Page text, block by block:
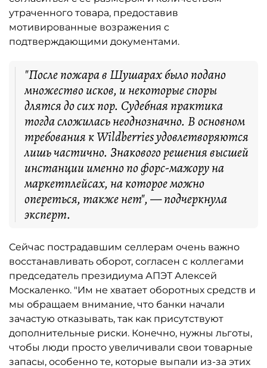
утраченного товара, предоставив
мотивированные возражения с
подтверждающими документами.
"После пожара в Шушарах было подано
множество исков, и некоторые споры
длятся до сих пор. Судебная практика
тогда сложилась неоднозначно. В основном
требования к Wildberries удовлетворяются
лишь частично. Знакового решения высшей
инстанции именно по форс-мажору на
маркетплейсах, на которое можно
опереться, также нет", — подчеркнула
эксперт.
Сейчас пострадавшим селлерам очень важно
восстанавливать оборот, согласен с коллегами
председатель президиума АПЭТ Алексей
Москаленко. "Им не хватает оборотных средств и
мы обращаем внимание, что банки начали
зачастую отказывать, так как присутствуют
дополнительные риски. Конечно, нужны льготы,
чтобы люди просто увеличивали свои товарные
запасы, особенно те, которые выпали из-за этих